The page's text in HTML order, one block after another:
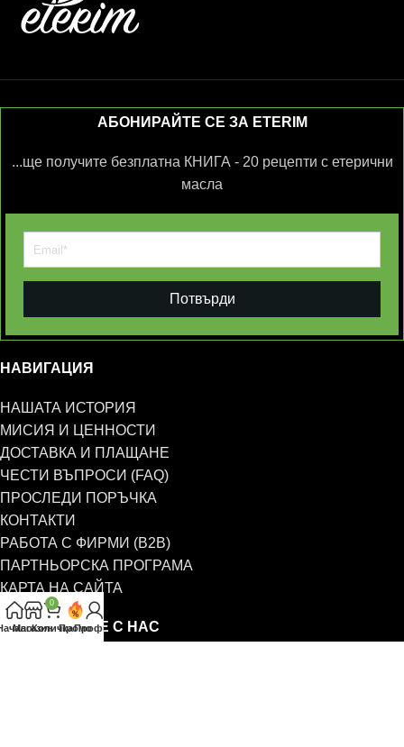
АБОНИРАЙТЕ СЕ ЗА ETERIM
...ще получите безплатна КНИГА - 20 рецепти с етерични
масла
Потвърди
НАВИГАЦИЯ
НАШАТА ИСТОРИЯ
МИСИЯ И ЦЕННОСТИ
ДОСТАВКА И ПЛАЩАНЕ
ЧЕСТИ ВЪПРОСИ (FAQ)
ПРОСЛЕДИ ПОРЪЧКА
КОНТАКТИ
РАБОТА С ФИРМИ (B2B)
ПАРТНЬОРСКА ПРОГРАМА
КАРТА НА САЙТА
СВЪРЖЕТЕ СЕ С НАС
Магазин
0
КоличкаПромоПрофил